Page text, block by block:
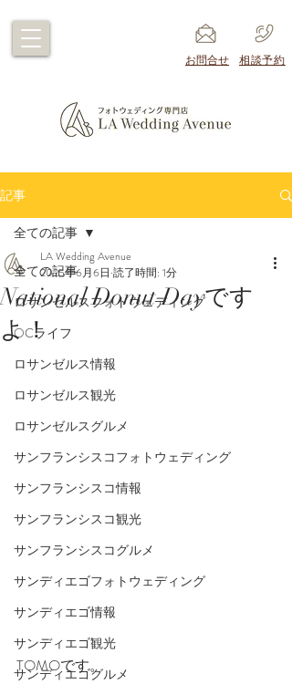
​お問合せ ​相談予約
記事
全ての記事
ロサンゼルスフォトウェディング
OCライフ
ロサンゼルス情報
ロサンゼルス観光
ロサンゼルスグルメ
サンフランシスコフォトウェディング
サンフランシスコ情報
サンフランシスコ観光
サンフランシスコグルメ
サンディエゴフォトウェディング
サンディエゴ情報
サンディエゴ観光
サンディエゴグルメ
全ての記事
National Donut Dayです
よ！
LA Wedding Avenue
2025年6月6日 読了時間: 1分
TOMOです。